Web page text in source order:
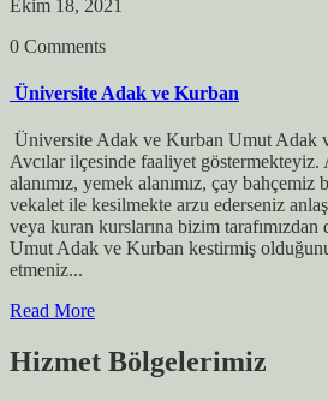
Ekim 18, 2021
0 Comments
Üniversite Adak ve Kurban
Üniversite Adak ve Kurban Umut Adak
Avcılar ilçesinde faaliyet göstermekteyiz.
alanımız, yemek alanımız, çay bahçemiz
vekalet ile kesilmekte arzu ederseniz
veya kuran kurslarına bizim tarafımızdan
Umut Adak ve Kurban kestirmiş
etmeniz...
Read More
Hizmet Bölgelerimiz